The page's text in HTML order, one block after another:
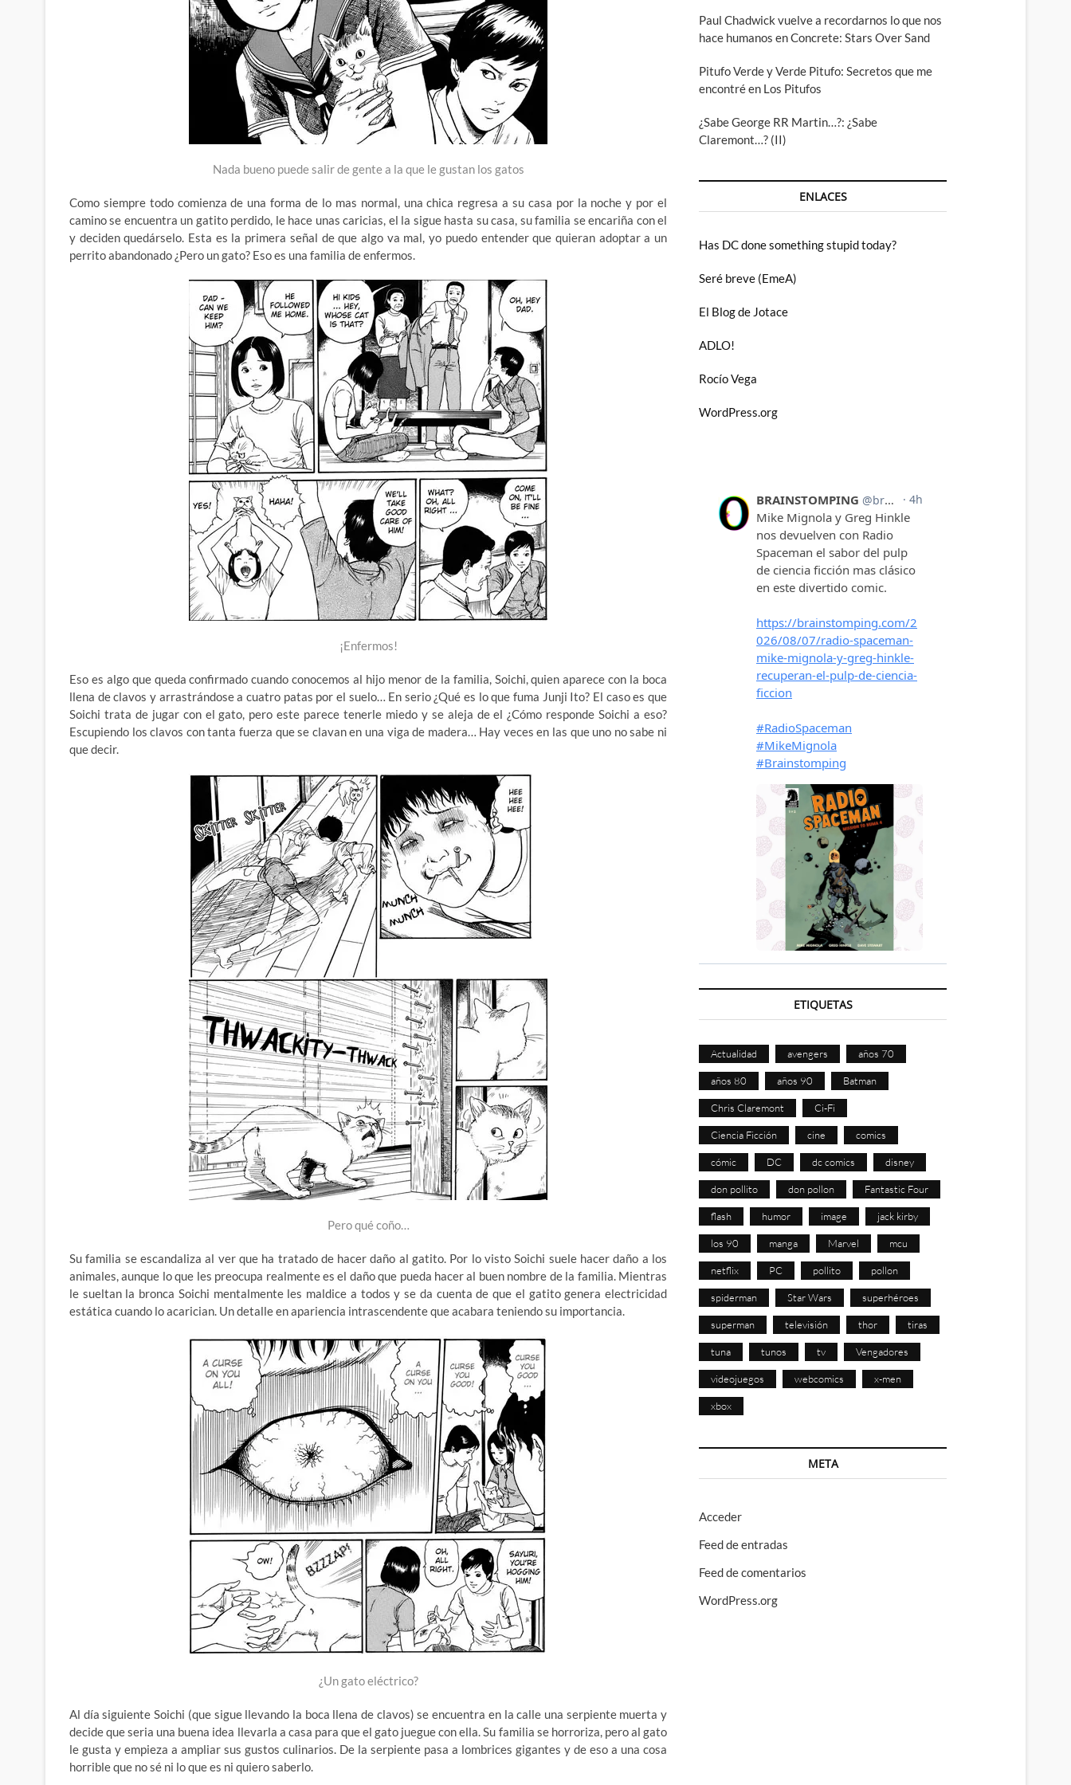
Nada bueno puede salir de gente a la que le gustan los gatos
Como siempre todo comienza de una forma de lo mas normal, una chica regresa a su casa por la noche y por el
camino se encuentra un gatito perdido, le hace unas caricias, el la sigue hasta su casa, su familia se encariña con el
y deciden quedárselo. Esta es la primera señal de que algo va mal, yo puedo entender que quieran adoptar a un
perrito abandonado ¿Pero un gato? Eso es una familia de enfermos.
¡Enfermos!
Eso es algo que queda confirmado cuando conocemos al hijo menor de la familia, Soichi, quien aparece con la boca
llena de clavos y arrastrándose a cuatro patas por el suelo… En serio ¿Qué es lo que fuma Junji Ito? El caso es que
Soichi trata de jugar con el gato, pero este parece tenerle miedo y se aleja de el ¿Cómo responde Soichi a eso?
Escupiendo los clavos con tanta fuerza que se clavan en una viga de madera… Hay veces en las que uno no sabe ni
que decir.
Pero qué coño…
Su familia se escandaliza al ver que ha tratado de hacer daño al gatito. Por lo visto Soichi suele hacer daño a los
animales, aunque lo que les preocupa realmente es el daño que pueda hacer al buen nombre de la familia. Mientras
le sueltan la bronca Soichi mentalmente les maldice a todos y se da cuenta de que el gatito genera electricidad
estática cuando lo acarician. Un detalle en apariencia intrascendente que acabara teniendo su importancia.
¿Un gato eléctrico?
Al día siguiente Soichi (que sigue llevando la boca llena de clavos) se encuentra en la calle una serpiente muerta y
decide que seria una buena idea llevarla a casa para que el gato juegue con ella. Su familia se horroriza, pero al gato
le gusta y empieza a ampliar sus gustos culinarios. De la serpiente pasa a lombrices gigantes y de eso a una cosa
horrible que no sé ni lo que es ni quiero saberlo.
Paul Chadwick vuelve a recordarnos lo que nos
hace humanos en Concrete: Stars Over Sand
Pitufo Verde y Verde Pitufo: Secretos que me
encontré en Los Pitufos
¿Sabe George RR Martin…?: ¿Sabe
Claremont…? (II)
ENLACES
Has DC done something stupid today?
Seré breve (EmeA)
El Blog de Jotace
ADLO!
Rocío Vega
WordPress.org
ETIQUETAS
Actualidad avengers años 70
años 80 años 90 Batman
Chris Claremont Ci-Fi
Ciencia Ficción cine comics
cómic DC dc comics disney
don pollito don pollon Fantastic Four
flash humor image jack kirby
los 90 manga Marvel mcu
netflix PC pollito pollon
spiderman Star Wars superhéroes
superman televisión thor tiras
tuna tunos tv Vengadores
videojuegos webcomics x-men
xbox
META
Acceder
Feed de entradas
Feed de comentarios
WordPress.org